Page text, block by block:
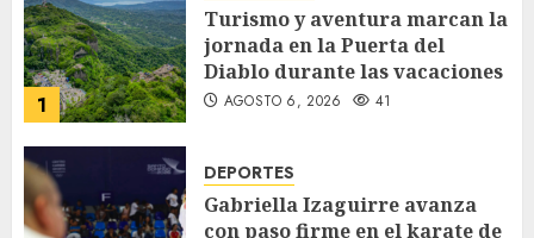
1
Turismo y aventura marcan la
jornada en la Puerta del
Diablo durante las vacaciones
AGOSTO 6, 2026 41
DEPORTES
Gabriella Izaguirre avanza
con paso firme en el karate de